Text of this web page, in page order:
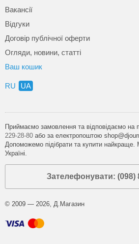
Вакансії
Відгуки
Договір публічної оферти
Огляди, новини, статті
Ваш кошик
RU UA
Приймаємо замовлення та відповідаємо на
229-28-80 або за електропоштою
Допоможемо підібрати та купити найкраще.
Україні.
Зателефонувати: (098)
© 2009 — 2026, Д.Магазин